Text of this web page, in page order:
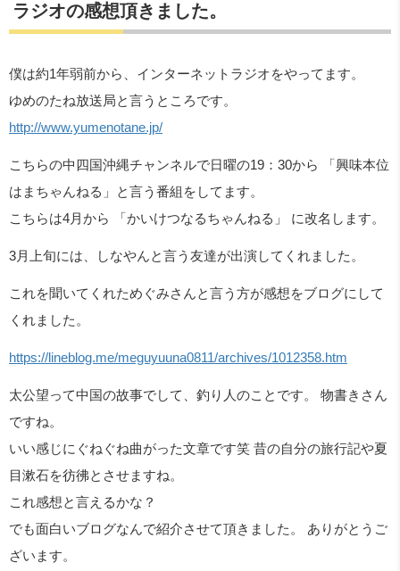
ラジオの感想頂きました。
僕は約1年弱前から、インターネットラジオをやってます。
ゆめのたね放送局と言うところです。
http://www.yumenotane.jp/
こちらの中四国沖縄チャンネルで日曜の19：30から 「興味本位
はまちゃんねる」と言う番組をしてます。
こちらは4月から 「かいけつなるちゃんねる」 に改名します。
3月上旬には、しなやんと言う友達が出演してくれました。
これを聞いてくれためぐみさんと言う方が感想をブログにして
くれました。
https://lineblog.me/meguyuuna0811/archives/1012358.htm
太公望って中国の故事でして、釣り人のことです。 物書きさん
ですね。
いい感じにぐねぐね曲がった文章です笑 昔の自分の旅行記や夏
目漱石を彷彿とさせますね。
これ感想と言えるかな？
でも面白いブログなんで紹介させて頂きました。 ありがとうご
ざいます。